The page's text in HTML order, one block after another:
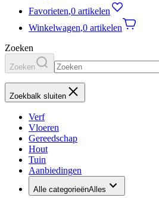
Favorieten,0 artikelen
Winkelwagen,0 artikelen
Zoeken
Zoeken
Zoekbalk sluiten
Verf
Vloeren
Gereedschap
Hout
Tuin
Aanbiedingen
Alle categorieënAlles